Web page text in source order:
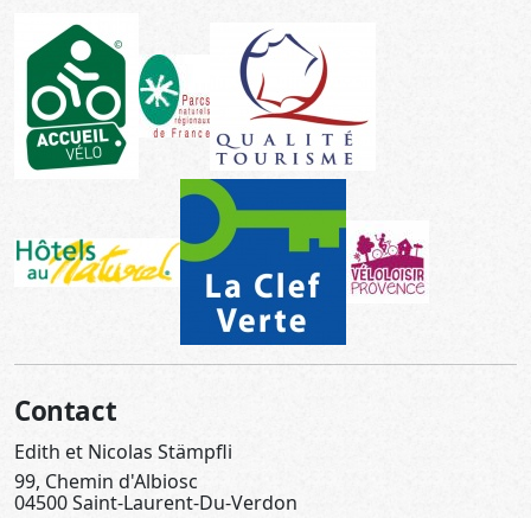
Contact
Edith et Nicolas Stämpfli
99, Chemin d'Albiosc
04500 Saint-Laurent-Du-Verdon